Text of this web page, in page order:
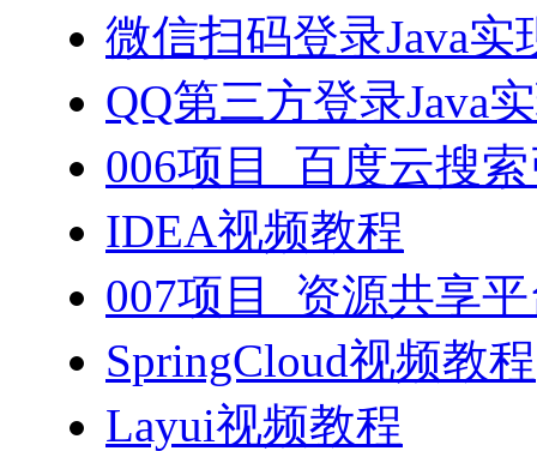
微信扫码登录Java实
QQ第三方登录Java
006项目_百度云搜
IDEA视频教程
007项目_资源共享
SpringCloud视频教程
Layui视频教程